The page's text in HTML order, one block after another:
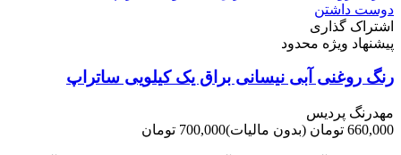
دوست داشتن
اشتراک گذاری
پیشنهاد ویژه محدود
رنگ روغنی آبی نیسانی براق یک کیلویی ساتراپ
مهدرنگ پردیس
660,000 تومان
(بدون مالیات)700,000 تومان